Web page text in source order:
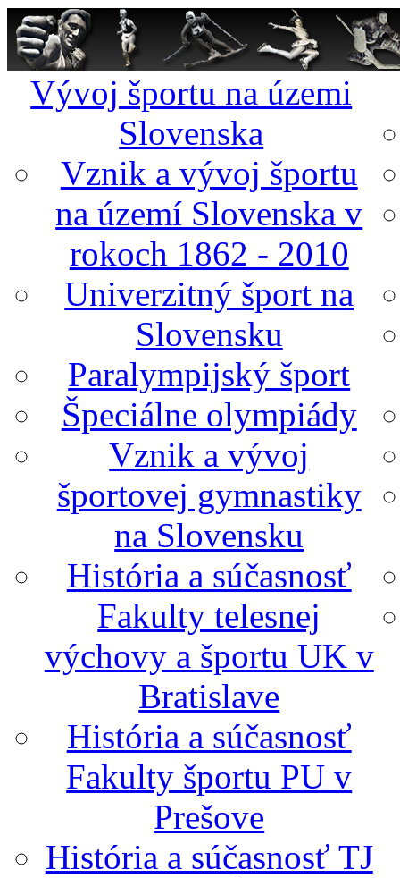
Vývoj športu na územi
Slovenska
Vznik a vývoj športu
na území Slovenska v
rokoch 1862 - 2010
Univerzitný šport na
Slovensku
Paralympijský šport
Špeciálne olympiády
Vznik a vývoj
športovej gymnastiky
na Slovensku
História a súčasnosť
Fakulty telesnej
výchovy a športu UK v
Bratislave
História a súčasnosť
Fakulty športu PU v
Prešove
História a súčasnosť TJ